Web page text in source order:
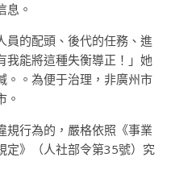
息。
員的配頭、後代的任務、進
我能將這種失衡導正！」她
。。為便于治理，非廣州市
。
規行為的，嚴格依照《事業
定》（人社部令第35號）究